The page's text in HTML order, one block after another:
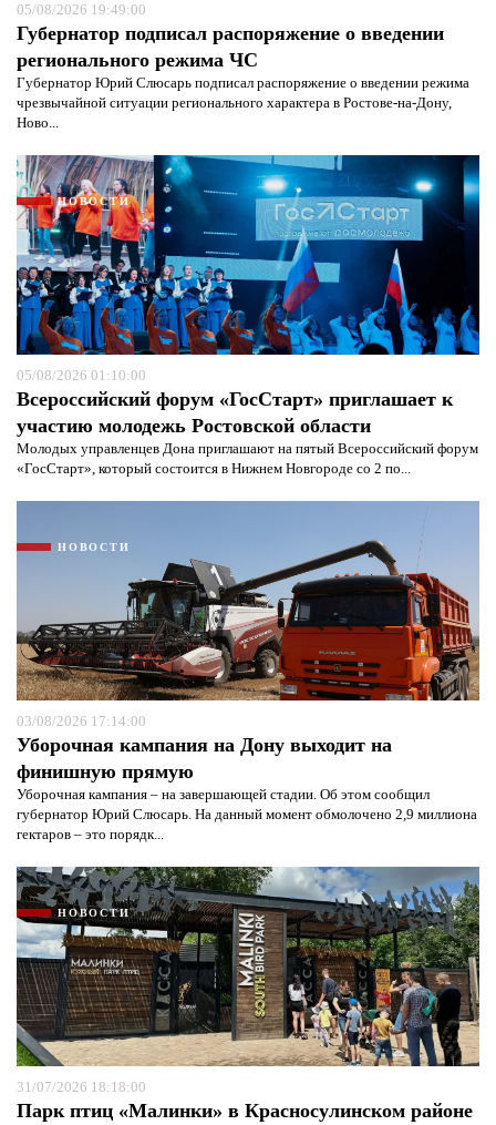
05/08/2026 19:49:00
Губернатор подписал распоряжение о введении
регионального режима ЧС
Губернатор Юрий Слюсарь подписал распоряжение о введении режима
чрезвычайной ситуации регионального характера в Ростове-на-Дону,
Ново...
НОВОСТИ
05/08/2026 01:10:00
Всероссийский форум «ГосСтарт» приглашает к
участию молодежь Ростовской области
Молодых управленцев Дона приглашают на пятый Всероссийский форум
«ГосСтарт», который состоится в Нижнем Новгороде со 2 по...
НОВОСТИ
03/08/2026 17:14:00
Уборочная кампания на Дону выходит на
финишную прямую
Уборочная кампания – на завершающей стадии. Об этом сообщил
губернатор Юрий Слюсарь. На данный момент обмолочено 2,9 миллиона
гектаров – это порядк...
НОВОСТИ
31/07/2026 18:18:00
Парк птиц «Малинки» в Красносулинском районе
Я согласен сполитикой конфиденциальности и
защиты информации*
Я согласен сполитикой конфиденциальности и
защиты информации*